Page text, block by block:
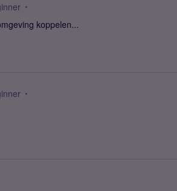
koppelen...